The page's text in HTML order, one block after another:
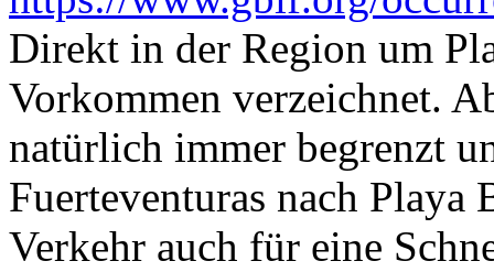
Direkt in der Region um
Vorkommen verzeichnet.
natürlich immer begrenzt
Fuerteventuras nach Playa
Verkehr auch für eine